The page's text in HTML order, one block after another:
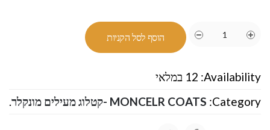
הוסף לסל הקניות
Availability: 12 במלאי
Category: MONCELR COATS -קטלוג מעילים מונקלר .